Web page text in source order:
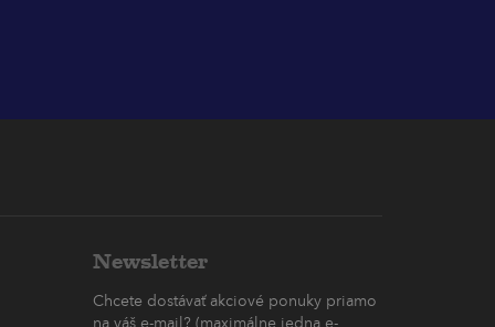
Newsletter
Chcete dostávať akciové ponuky priamo
na váš e-mail? (maximálne jedna e-